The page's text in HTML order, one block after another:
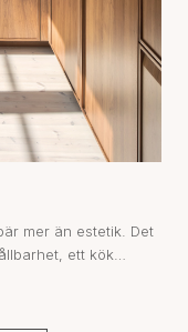
mer än estetik. Det
ett kök